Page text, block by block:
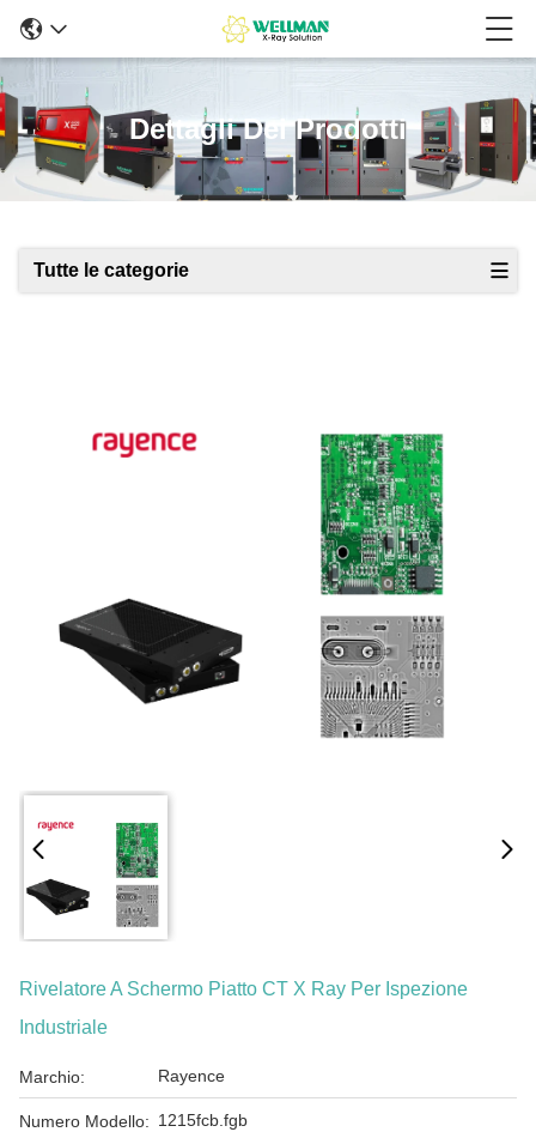
Dettagli Dei Prodotti
Tutte le categorie
Rivelatore A Schermo Piatto CT X Ray Per Ispezione
Industriale
Marchio: Rayence
Numero Modello: 1215fcb.fgb